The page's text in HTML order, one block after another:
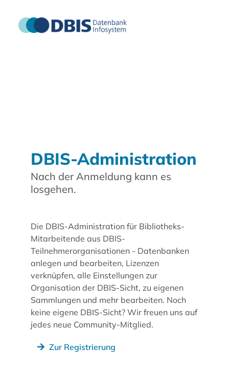
DBIS-Administration
Nach der Anmeldung kann es
losgehen.
Die DBIS-Administration für Bibliotheks-
Mitarbeitende aus DBIS-
Teilnehmerorganisationen - Datenbanken
anlegen und bearbeiten, Lizenzen
verknüpfen, alle Einstellungen zur
Organisation der DBIS-Sicht, zu eigenen
Sammlungen und mehr bearbeiten. Noch
keine eigene DBIS-Sicht? Wir freuen uns auf
jedes neue Community-Mitglied.
Zur Registrierung